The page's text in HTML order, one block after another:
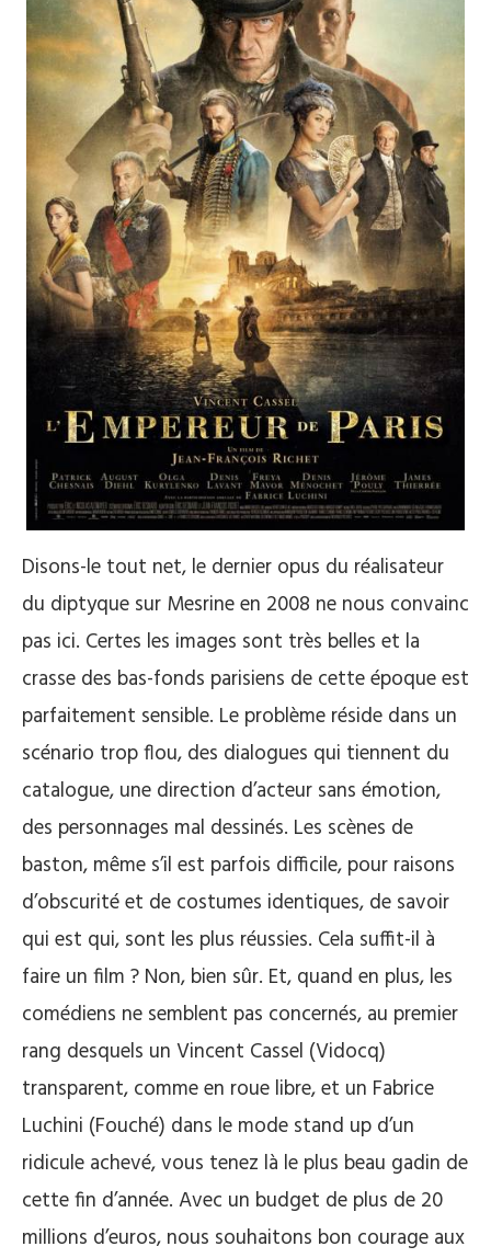
Disons-le tout net, le dernier opus du réalisateur
du diptyque sur Mesrine en 2008 ne nous convainc
pas ici. Certes les images sont très belles et la
crasse des bas-fonds parisiens de cette époque est
parfaitement sensible. Le problème réside dans un
scénario trop flou, des dialogues qui tiennent du
catalogue, une direction d’acteur sans émotion,
des personnages mal dessinés. Les scènes de
baston, même s’il est parfois difficile, pour raisons
d’obscurité et de costumes identiques, de savoir
qui est qui, sont les plus réussies. Cela suffit-il à
faire un film ? Non, bien sûr. Et, quand en plus, les
comédiens ne semblent pas concernés, au premier
rang desquels un Vincent Cassel (Vidocq)
transparent, comme en roue libre, et un Fabrice
Luchini (Fouché) dans le mode stand up d’un
ridicule achevé, vous tenez là le plus beau gadin de
cette fin d’année. Avec un budget de plus de 20
millions d’euros, nous souhaitons bon courage aux